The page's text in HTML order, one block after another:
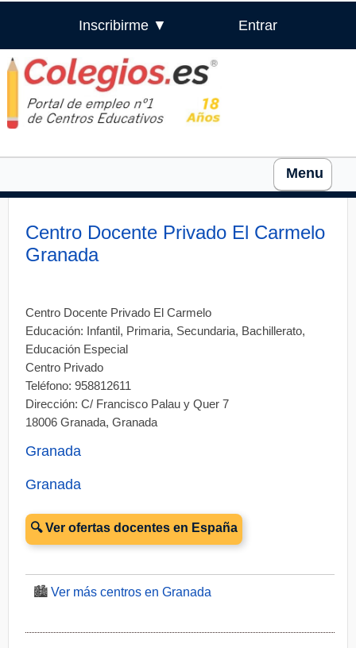
Inscribirme ▼ Entrar
Menu
Centro Docente Privado El Carmelo
Granada
Centro Docente Privado El Carmelo
Educación: Infantil, Primaria, Secundaria, Bachillerato,
Educación Especial
Centro Privado
Teléfono: 958812611
Dirección: C/ Francisco Palau y Quer 7
18006 Granada, Granada
Granada
Granada
🔍 Ver ofertas docentes en España
🏙️Ver más centros en Granada